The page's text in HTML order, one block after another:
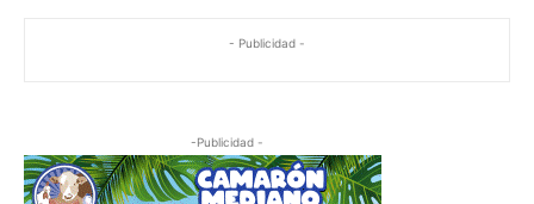
- Publicidad -
-Publicidad -